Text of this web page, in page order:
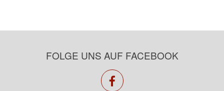
FOLGE UNS AUF FACEBOOK
facebook